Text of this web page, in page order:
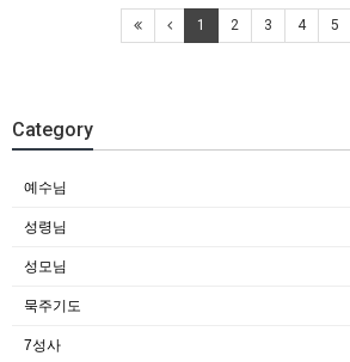
1 2 3 4 5
Category
예수님
성령님
성모님
묵주기도
7성사